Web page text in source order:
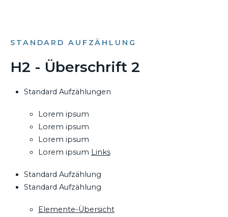
STANDARD AUFZÄHLUNG
H2 - Überschrift 2
Standard Aufzählungen
Lorem ipsum
Lorem ipsum
Lorem ipsum
Lorem ipsum Links
Standard Aufzählung
Standard Aufzählung
Elemente-Übersicht